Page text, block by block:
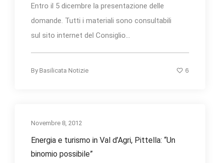
Entro il 5 dicembre la presentazione delle
domande. Tutti i materiali sono consultabili
sul sito internet del Consiglio...
By Basilicata Notizie 6
Novembre 8, 2012
Energia e turismo in Val d’Agri, Pittella: “Un
binomio possibile”